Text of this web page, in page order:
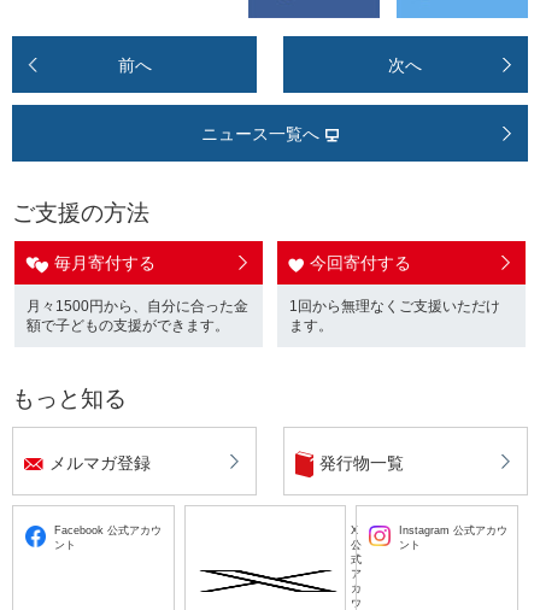
前へ 次へ
ニュース一覧へ
ご支援の方法
毎月寄付する
月々1500円から、自分に合った金
額で子どもの支援ができます。
今回寄付する
1回から無理なくご支援いただけ
ます。
もっと知る
メルマガ登録 発行物一覧
Facebook 公式アカウ
ント
X
公
式
ア
カ
ウ
Instagram 公式アカウ
ント